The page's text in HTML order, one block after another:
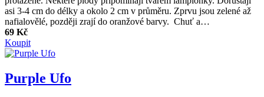
asi 3-4 cm do délky a okolo 2 cm v průměru. Zprvu jsou zelené až
nafialovělé, později zrají do oranžové barvy. Chuť a…
69 Kč
Koupit
Purple Ufo